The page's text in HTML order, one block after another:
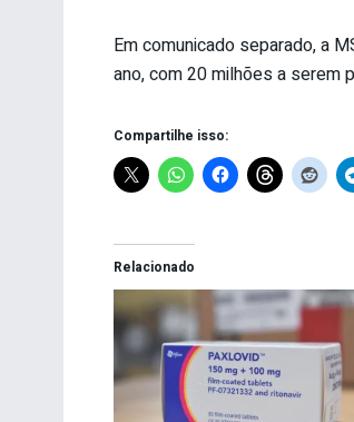
Em comunicado separado, a
ano, com 20 milhões a serem
Compartilhe isso:
Relacionado